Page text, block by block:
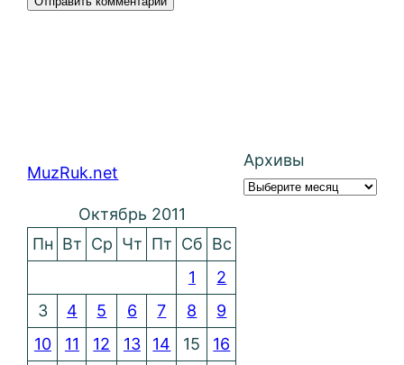
MuzRuk.net
Архивы
Октябрь 2011
Пн Вт Ср Чт Пт Сб Вс
1
2
3
4 5 6 7 8
9
10
11 12 13 14 15 16